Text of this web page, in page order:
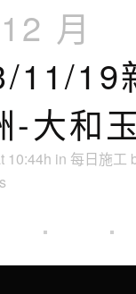
月
11/19
-大和玉
10:44h in 每日施工